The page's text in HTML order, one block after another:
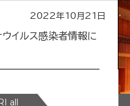
2022年10月21日
ウイルス感染者情報に